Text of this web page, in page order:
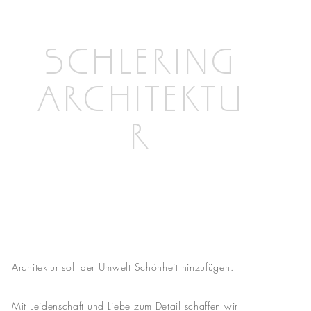
SCHLERING
ARCHITEKTU
R
Architektur soll der Umwelt Schönheit hinzufügen.
Mit Leidenschaft und Liebe zum Detail schaffen wir